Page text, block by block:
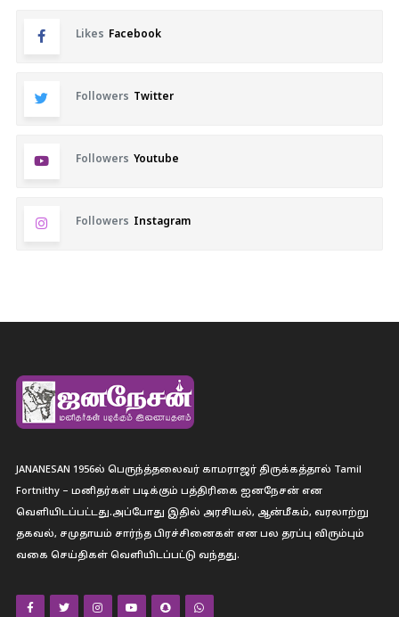
Likes Facebook
Followers Twitter
Followers Youtube
Followers Instagram
JANANESAN 1956ல் பெருந்த்தலைவர் காமராஜர் திருக்கத்தால் Tamil
Fortnithy – மனிதர்கள் படிக்கும் பத்திரிகை ஐனநேசன் என
வெளியிடப்பட்டது.அப்போது இதில் அரசியல், ஆன்மீகம், வரலாற்று
தகவல், சமுதாயம் சார்ந்த பிரச்சினைகள் என பல தரப்பு விரும்பும்
வகை செய்திகள் வெளியிடப்பட்டு வந்தது.